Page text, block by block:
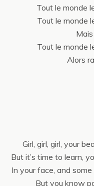
Tout le monde
Tout le monde
Tout le monde
Alors
Girl, girl, girl, your
But it’s time to learn,
In your face, and
But you know